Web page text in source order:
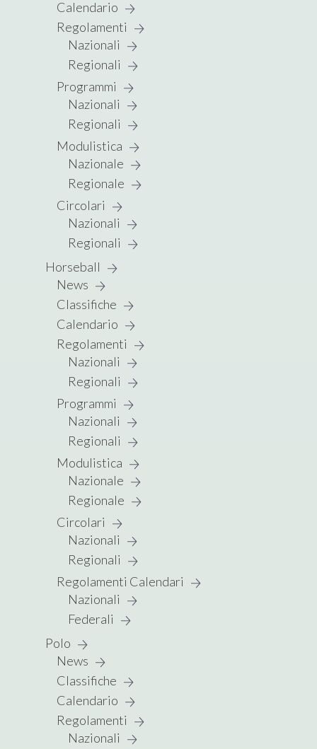
Calendario
Regolamenti
Nazionali
Regionali
Programmi
Nazionali
Regionali
Modulistica
Nazionale
Regionale
Circolari
Nazionali
Regionali
Horseball
News
Classifiche
Calendario
Regolamenti
Nazionali
Regionali
Programmi
Nazionali
Regionali
Modulistica
Nazionale
Regionale
Circolari
Nazionali
Regionali
Regolamenti Calendari
Nazionali
Federali
Polo
News
Classifiche
Calendario
Regolamenti
Nazionali